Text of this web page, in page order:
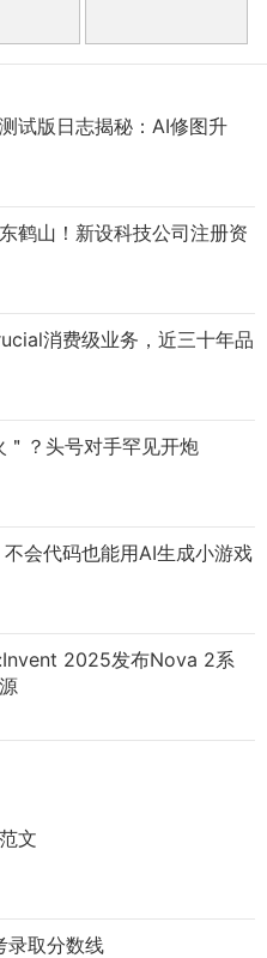
试版日志揭秘：AI修图升
鹤山！新设科技公司注册资
消费级业务，近三十年品
＂？头号对手罕见开炮
会代码也能用AI生成小游戏
2025发布Nova 2系
文
录取分数线